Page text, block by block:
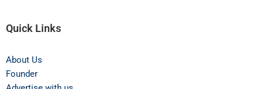
Quick Links
About Us
Founder